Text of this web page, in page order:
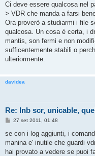
Ci deve essere qualcosa nel
> VDR che manda a farsi
Ora proverò a studiarmi i file
qualcosa. Un cosa è certa, i
mantis, son fermi e non
sufficentemente stabili o
ulteriormente.
davidea
Re: lnb scr, unicable,
M
s
a
g
27 set 2011, 01:48
se con i log aggiunti, i
manina e' inutile che guardi
hai provato a vedere se puoi